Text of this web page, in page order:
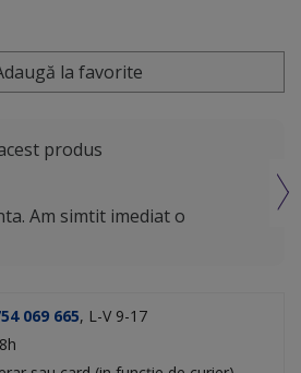
la favorite
produs
Am simtit imediat o
069 665, L-V 9-17